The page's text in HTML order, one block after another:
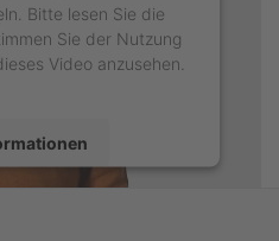
Bitte lesen Sie die
Sie der Nutzung
Video anzusehen.